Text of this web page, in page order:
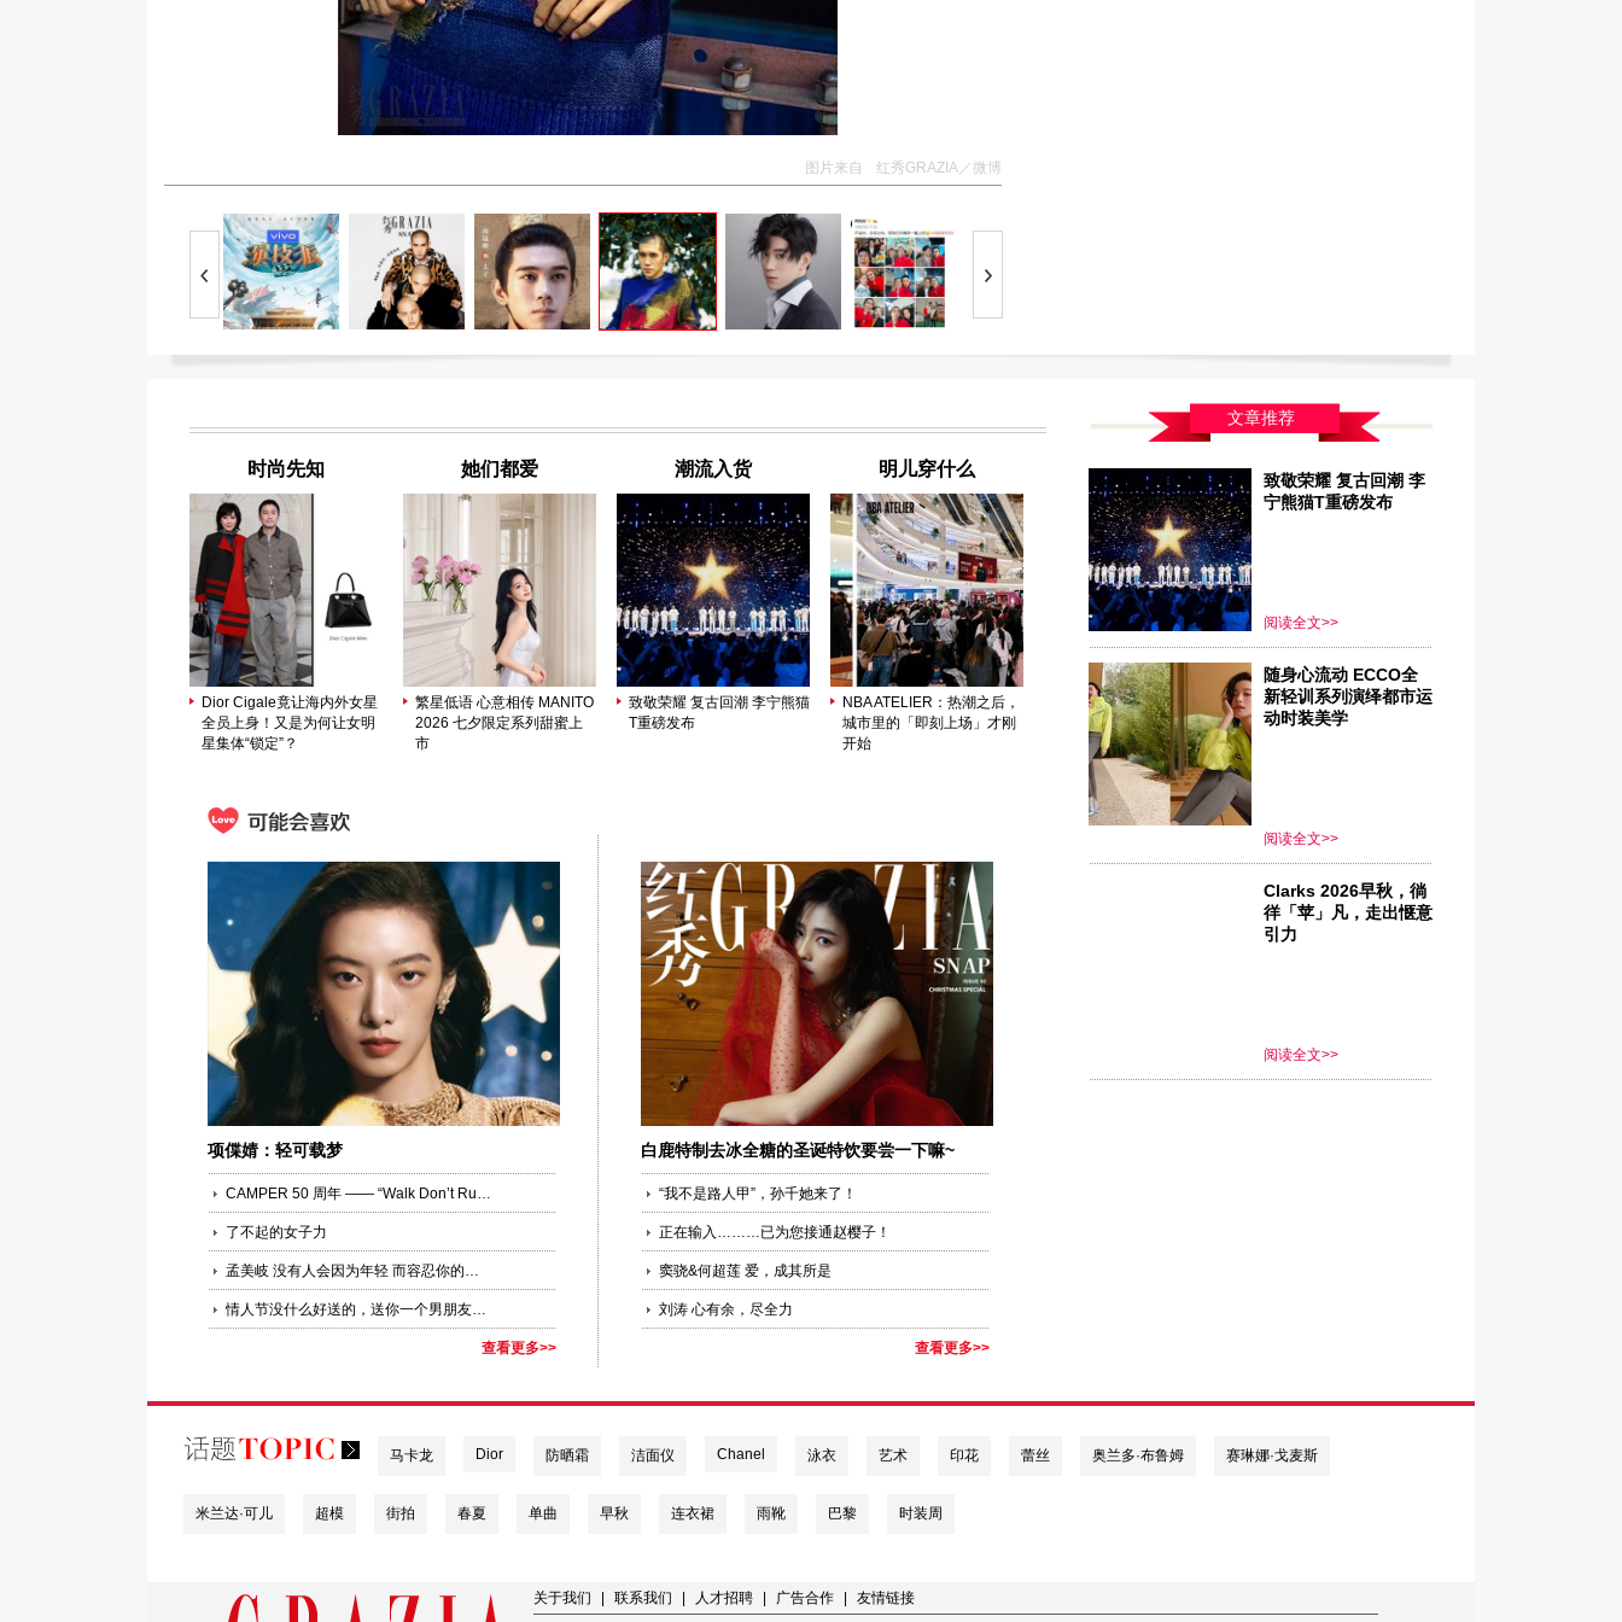
图片来自 红秀GRAZIA／微博
时尚先知
Dior Cigale竟让海内外女星
全员上身！又是为何让女明
星集体“锁定”？
她们都爱
繁星低语 心意相传 MANITO
2026 七夕限定系列甜蜜上
市
潮流入货
致敬荣耀 复古回潮 李宁熊猫
T重磅发布
明儿穿什么
NBA ATELIER：热潮之后，
城市里的「即刻上场」才刚
开始
项偞婧：轻可载梦
CAMPER 50 周年 —— “Walk Don’t Run”，是一种生活态度
了不起的女子力
孟美岐 没有人会因为年轻 而容忍你的一切
情人节没什么好送的，送你一个男朋友陈哲远吧
查看更多>>
白鹿特制去冰全糖的圣诞特饮要尝一下嘛~
“我不是路人甲”，孙千她来了！
正在输入………已为您接通赵樱子！
窦骁&何超莲 爱，成其所是
刘涛 心有余，尽全力
查看更多>>
文章推荐
致敬荣耀 复古回潮 李
宁熊猫T重磅发布
阅读全文>>
随身心流动 ECCO全
新轻训系列演绎都市运
动时装美学
阅读全文>>
Clarks 2026早秋，徜
徉「苹」凡，走出惬意
引力
阅读全文>>
马卡龙 Dior 防晒霜 洁面仪 Chanel 泳衣 艺术 印花 蕾丝 奥兰多·布鲁姆 赛琳娜·戈麦斯
米兰达·可儿 超模 街拍 春夏 单曲 早秋 连衣裙 雨靴 巴黎 时装周
关于我们 联系我们 人才招聘 广告合作 友情链接